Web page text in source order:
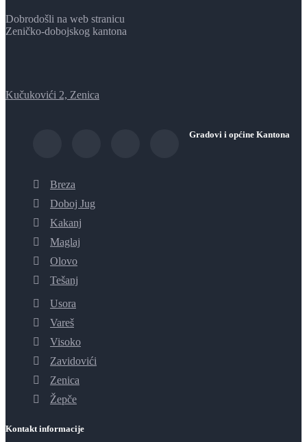
Dobrodošli na web stranicu
Zeničko-dobojskog kantona
Kučukovići 2, Zenica
Gradovi i općine Kantona
Breza
Doboj Jug
Kakanj
Maglaj
Olovo
Tešanj
Usora
Vareš
Visoko
Zavidovići
Zenica
Žepče
Kontakt informacije